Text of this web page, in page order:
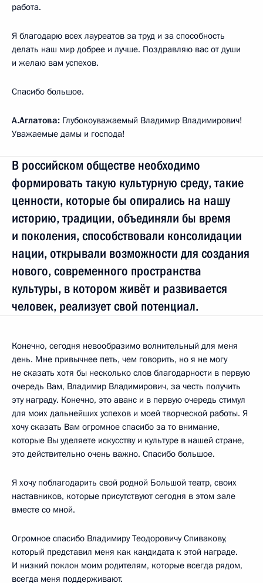
работа.
Я благодарю всех лауреатов за труд и за способность
делать наш мир добрее и лучше. Поздравляю вас от души
и желаю вам успехов.
Спасибо большое.
А.Аглатова: Глубокоуважаемый Владимир Владимирович!
Уважаемые дамы и господа!
В российском обществе необходимо
формировать такую культурную среду, такие
ценности, которые бы опирались на нашу
историю, традиции, объединяли бы время
и поколения, способствовали консолидации
нации, открывали возможности для создания
нового, современного пространства
культуры, в котором живёт и развивается
человек, реализует свой потенциал.
Конечно, сегодня невообразимо волнительный для меня
день. Мне привычнее петь, чем говорить, но я не могу
не сказать хотя бы несколько слов благодарности в первую
очередь Вам, Владимир Владимирович, за честь получить
эту награду. Конечно, это аванс и в первую очередь стимул
для моих дальнейших успехов и моей творческой работы. Я
хочу сказать Вам огромное спасибо за то внимание,
которые Вы уделяете искусству и культуре в нашей стране,
это действительно очень важно. Спасибо большое.
Я хочу поблагодарить свой родной Большой театр, своих
наставников, которые присутствуют сегодня в этом зале
вместе со мной.
Огромное спасибо Владимиру Теодоровичу Спивакову,
который представил меня как кандидата к этой награде.
И низкий поклон моим родителям, которые всегда рядом,
всегда меня поддерживают.